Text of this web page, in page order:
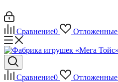
Сравнение0 Отложенные
Сравнение0 Отложенные